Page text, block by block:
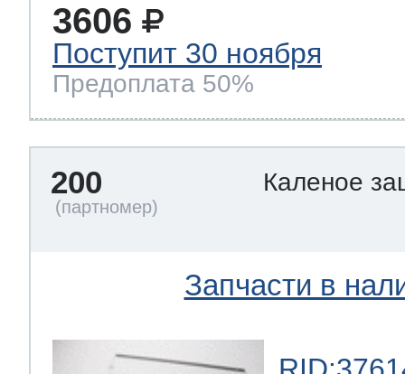
3606
Поступит 30 ноября
Предоплата 50%
200 Каленое
Запчасти в